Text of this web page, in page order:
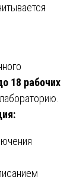
18 рабочих